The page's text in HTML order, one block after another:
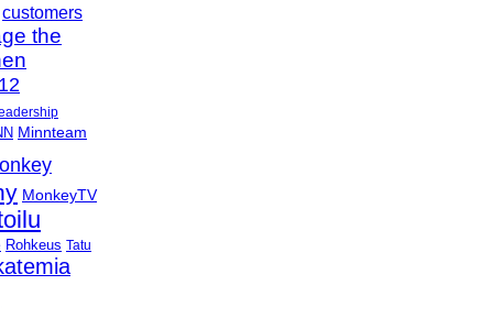
customers
the
Minnteam
MonkeyTV
Rohkeus Tatu